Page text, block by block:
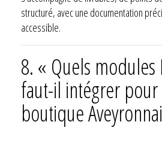
structuré, avec une documentation
accessible.
8. « Quels modules
faut-il intégrer
boutique